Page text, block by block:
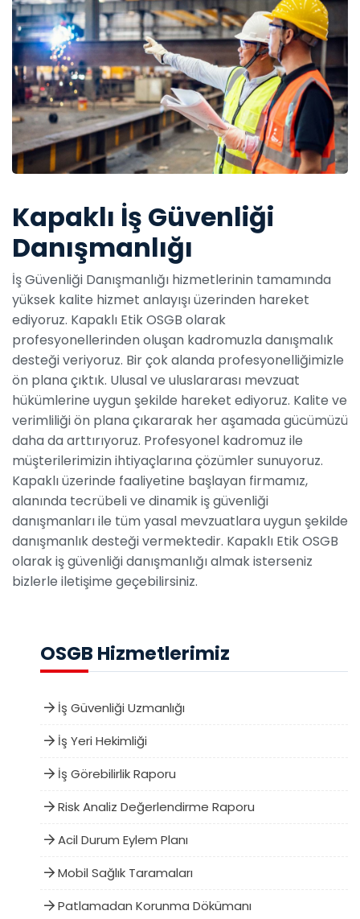
Kapaklı İş Güvenliği
Danışmanlığı
İş Güvenliği Danışmanlığı hizmetlerinin tamamında
yüksek kalite hizmet anlayışı üzerinden hareket
ediyoruz. Kapaklı Etik OSGB olarak
profesyonellerinden oluşan kadromuzla danışmalık
desteği veriyoruz. Bir çok alanda profesyonelliğimizle
ön plana çıktık. Ulusal ve uluslararası mevzuat
hükümlerine uygun şekilde hareket ediyoruz. Kalite ve
verimliliği ön plana çıkararak her aşamada gücümüzü
daha da arttırıyoruz. Profesyonel kadromuz ile
müşterilerimizin ihtiyaçlarına çözümler sunuyoruz.
Kapaklı üzerinde faaliyetine başlayan firmamız,
alanında tecrübeli ve dinamik iş güvenliği
danışmanları ile tüm yasal mevzuatlara uygun şekilde
danışmanlık desteği vermektedir. Kapaklı Etik OSGB
olarak iş güvenliği danışmanlığı almak isterseniz
bizlerle iletişime geçebilirsiniz.
OSGB Hizmetlerimiz
İş Güvenliği Uzmanlığı
İş Yeri Hekimliği
İş Görebilirlik Raporu
Risk Analiz Değerlendirme Raporu
Acil Durum Eylem Planı
Mobil Sağlık Taramaları
Patlamadan Korunma Dökümanı